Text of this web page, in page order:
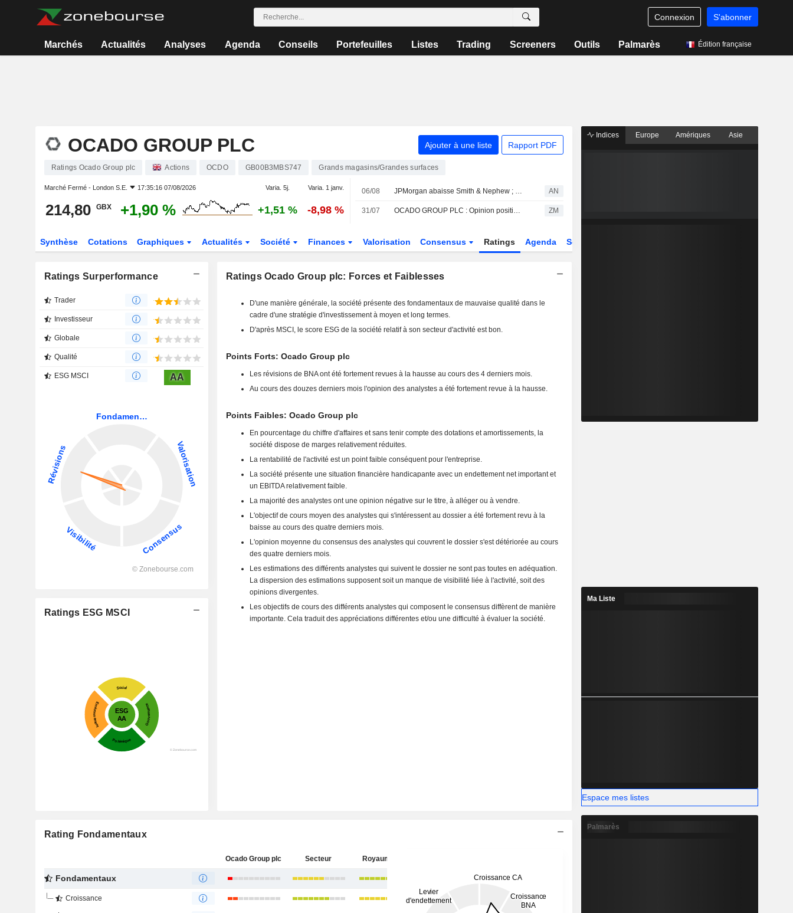
Connexion S'abonner
Marchés Actualités Analyses Agenda Conseils Portefeuilles Listes Trading Screeners Outils Palmarès Édition française
OCADO GROUP PLC Ajouter à une liste Rapport PDF
Ratings Ocado Group plc Actions OCDO GB00B3MBS747 Grands magasins/Grandes surfaces
Marché Fermé - London S.E. 17:35:16 07/08/2026 Varia. 5j. Varia. 1 janv.
214,80 GBX +1,90 % +1,51 % -8,98 %
06/08 JPMorgan abaisse Smith & Nephew ; les courtiers plébiscitent Next AN
31/07 OCADO GROUP PLC : Opinion positive de AlphaValue/Baader Europe ZM
Synthèse Cotations Graphiques Actualités Société Finances Valorisation Consensus Ratings Agenda Secteur
Ratings Surperformance
Trader
Investisseur
Globale
Qualité
ESG MSCI AA
Ratings ESG MSCI
Ratings Ocado Group plc: Forces et Faiblesses
D'une manière générale, la société présente des fondamentaux de mauvaise qualité dans le
cadre d'une stratégie d'investissement à moyen et long termes.
D'après MSCI, le score ESG de la société relatif à son secteur d'activité est bon.
Points Forts: Ocado Group plc
Les révisions de BNA ont été fortement revues à la hausse au cours des 4 derniers mois.
Au cours des douzes derniers mois l'opinion des analystes a été fortement revue à la hausse.
Points Faibles: Ocado Group plc
En pourcentage du chiffre d'affaires et sans tenir compte des dotations et amortissements, la
société dispose de marges relativement réduites.
La rentabilité de l'activité est un point faible conséquent pour l'entreprise.
La société présente une situation financière handicapante avec un endettement net important et
un EBITDA relativement faible.
La majorité des analystes ont une opinion négative sur le titre, à alléger ou à vendre.
L'objectif de cours moyen des analystes qui s'intéressent au dossier a été fortement revu à la
baisse au cours des quatre derniers mois.
L'opinion moyenne du consensus des analystes qui couvrent le dossier s'est détériorée au cours
des quatre derniers mois.
Les estimations des différents analystes qui suivent le dossier ne sont pas toutes en adéquation.
La dispersion des estimations supposent soit un manque de visibilité liée à l'activité, soit des
opinions divergentes.
Les objectifs de cours des différents analystes qui composent le consensus diffèrent de manière
importante. Cela traduit des appréciations différentes et/ou une difficulté à évaluer la société.
Rating Fondamentaux
Ocado Group plc Secteur Royaume-Uni
Fondamentaux
Croissance
Indices Europe Amériques Asie
Ma Liste
Espace mes listes
Palmarès